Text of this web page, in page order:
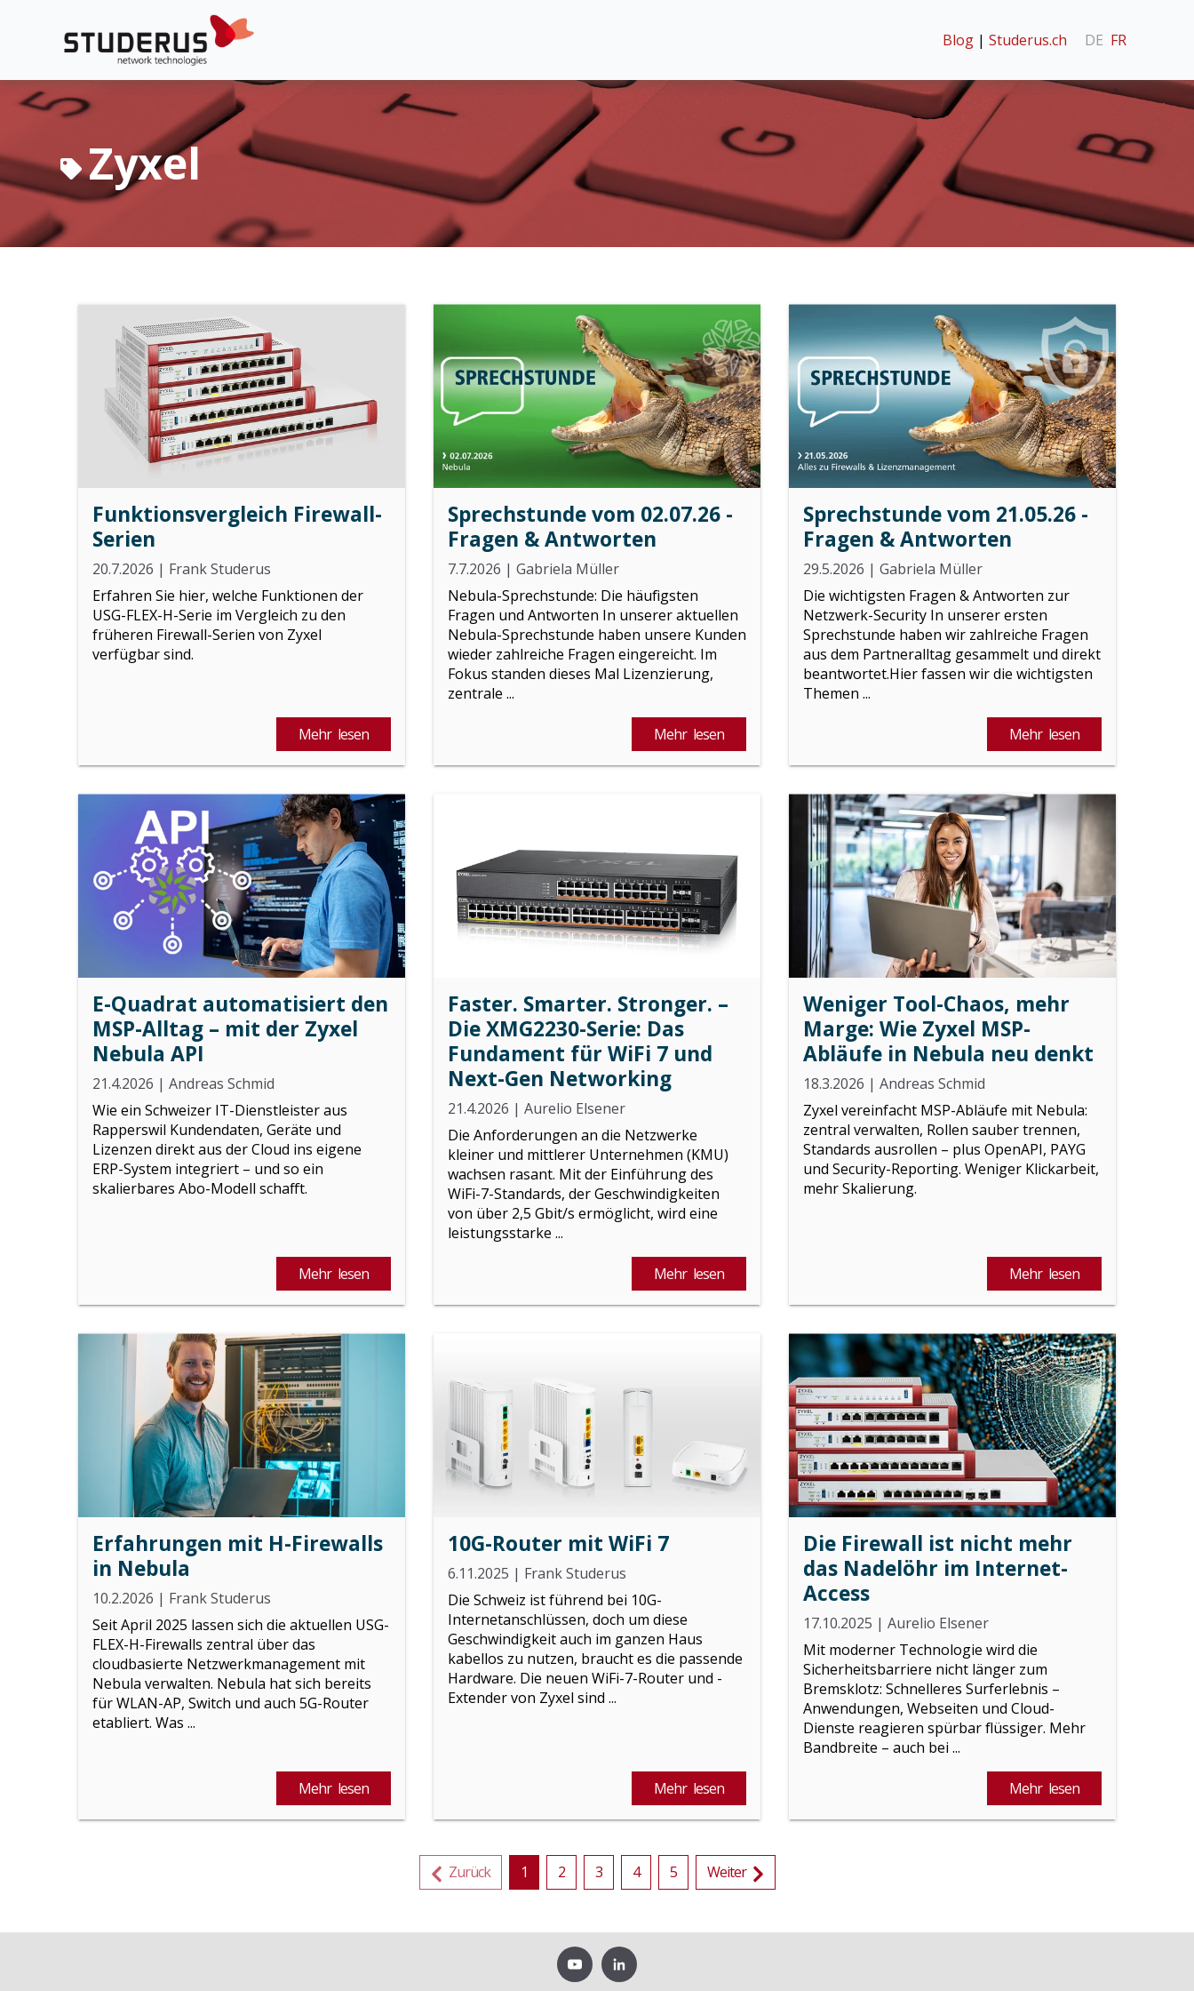
Blog | Studerus.ch DE FR
Zyxel
Funktionsvergleich Firewall-
Serien
20.7.2026 | Frank Studerus
Erfahren Sie hier, welche Funktionen der
USG-FLEX-H-Serie im Vergleich zu den
früheren Firewall-Serien von Zyxel
verfügbar sind.
Mehr lesen
Sprechstunde vom 02.07.26 -
Fragen & Antworten
7.7.2026 | Gabriela Müller
Nebula-Sprechstunde: Die häufigsten
Fragen und Antworten In unserer aktuellen
Nebula-Sprechstunde haben unsere Kunden
wieder zahlreiche Fragen eingereicht. Im
Fokus standen dieses Mal Lizenzierung,
zentrale ...
Mehr lesen
Sprechstunde vom 21.05.26 -
Fragen & Antworten
29.5.2026 | Gabriela Müller
Die wichtigsten Fragen & Antworten zur
Netzwerk-Security In unserer ersten
Sprechstunde haben wir zahlreiche Fragen
aus dem Partneralltag gesammelt und direkt
beantwortet.Hier fassen wir die wichtigsten
Themen ...
Mehr lesen
E-Quadrat automatisiert den
MSP-Alltag – mit der Zyxel
Nebula API
21.4.2026 | Andreas Schmid
Wie ein Schweizer IT-Dienstleister aus
Rapperswil Kundendaten, Geräte und
Lizenzen direkt aus der Cloud ins eigene
ERP-System integriert – und so ein
skalierbares Abo-Modell schafft.
Mehr lesen
Faster. Smarter. Stronger. –
Die XMG2230-Serie: Das
Fundament für WiFi 7 und
Next-Gen Networking
21.4.2026 | Aurelio Elsener
Die Anforderungen an die Netzwerke
kleiner und mittlerer Unternehmen (KMU)
wachsen rasant. Mit der Einführung des
WiFi-7-Standards, der Geschwindigkeiten
von über 2,5 Gbit/s ermöglicht, wird eine
leistungsstarke ...
Mehr lesen
Weniger Tool-Chaos, mehr
Marge: Wie Zyxel MSP-
Abläufe in Nebula neu denkt
18.3.2026 | Andreas Schmid
Zyxel vereinfacht MSP-Abläufe mit Nebula:
zentral verwalten, Rollen sauber trennen,
Standards ausrollen – plus OpenAPI, PAYG
und Security-Reporting. Weniger Klickarbeit,
mehr Skalierung.
Mehr lesen
Erfahrungen mit H-Firewalls
in Nebula
10.2.2026 | Frank Studerus
Seit April 2025 lassen sich die aktuellen USG-
FLEX-H-Firewalls zentral über das
cloudbasierte Netzwerkmanagement mit
Nebula verwalten. Nebula hat sich bereits
für WLAN-AP, Switch und auch 5G-Router
etabliert. Was ...
Mehr lesen
10G-Router mit WiFi 7
6.11.2025 | Frank Studerus
Die Schweiz ist führend bei 10G-
Internetanschlüssen, doch um diese
Geschwindigkeit auch im ganzen Haus
kabellos zu nutzen, braucht es die passende
Hardware. Die neuen WiFi-7-Router und -
Extender von Zyxel sind ...
Mehr lesen
Die Firewall ist nicht mehr
das Nadelöhr im Internet-
Access
17.10.2025 | Aurelio Elsener
Mit moderner Technologie wird die
Sicherheitsbarriere nicht länger zum
Bremsklotz: Schnelleres Surferlebnis –
Anwendungen, Webseiten und Cloud-
Dienste reagieren spürbar flüssiger. Mehr
Bandbreite – auch bei ...
Mehr lesen
Zurück 1 2 3 4 5 Weiter